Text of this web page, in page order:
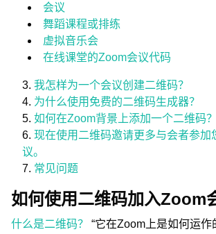
会议
舞蹈课程或排练
虚拟音乐会
在线课堂的Zoom会议代码
我怎样为一个会议创建二维码？
为什么使用免费的二维码生成器？
如何在Zoom背景上添加一个二维码？
现在使用二维码邀请更多与会者参加
议。
常见问题
如何使用二维码加入Zoom
什么是二维码？ “它在Zoom上是如何运作